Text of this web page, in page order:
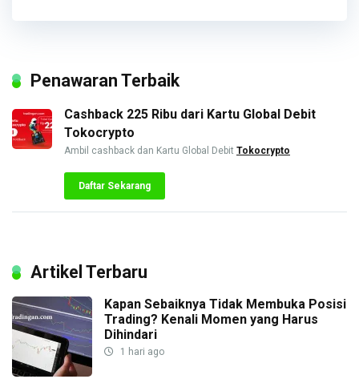
Penawaran Terbaik
Cashback 225 Ribu dari Kartu Global Debit
Tokocrypto
Ambil cashback dan Kartu Global Debit Tokocrypto
Daftar Sekarang
Artikel Terbaru
Kapan Sebaiknya Tidak Membuka Posisi
Trading? Kenali Momen yang Harus
Dihindari
1 hari ago